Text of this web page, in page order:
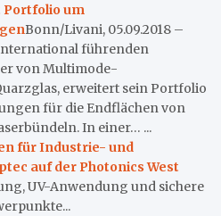
Portfolio um
Bonn/Livani, 05.09.2018 –
führenden
von Multimode-
erweitert sein Portfolio
für die Endflächen von
In einer… ...
für Industrie- und
auf der Photonics West
UV-Anwendung und sichere